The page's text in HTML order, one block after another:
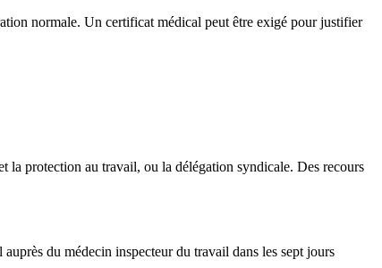
normale. Un certificat médical peut être exigé pour justifier
la protection au travail, ou la délégation syndicale. Des recours
du médecin inspecteur du travail dans les sept jours